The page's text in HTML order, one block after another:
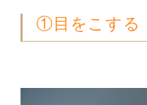
①目をこする